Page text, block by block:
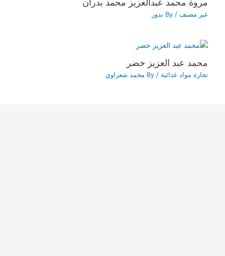
غير مصنف / By بدور
محمد عبد العزيز خضر
تجارة مواد غذائية / By محمد شعراوي